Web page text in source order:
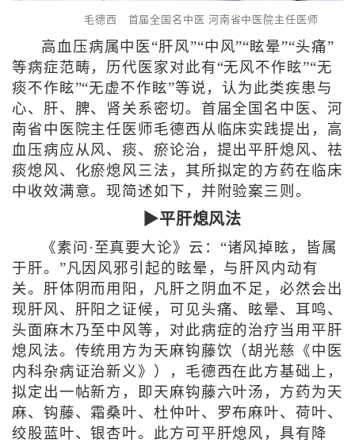
毛德西 首届全国名中医 河南省中医院主任医师
高血压病属中医“肝风”“中风”“眩晕”“头痛”
等病症范畴，历代医家对此有“无风不作眩”“无
痰不作眩”“无虚不作眩”等说，认为此类疾患与
心、肝、脾、肾关系密切。首届全国名中医、河
南省中医院主任医师毛德西从临床实践提出，高
血压病应从风、痰、瘀论治，提出平肝熄风、祛
痰熄风、化瘀熄风三法，其所拟定的方药在临床
中收效满意。现简述如下，并附验案三则。
▶平肝熄风法
《素问·至真要大论》云：“诸风掉眩，皆属
于肝。”凡因风邪引起的眩晕，与肝风内动有
关。肝体阴而用阳，凡肝之阴血不足，必然会出
现肝风、肝阳之证候，可见头痛、眩晕、耳鸣、
头面麻木乃至中风等，对此病症的治疗当用平肝
熄风法。传统用方为天麻钩藤饮（胡光慈《中医
内科杂病证治新义》），毛德西在此方基础上，
拟定出一帖新方，即天麻钩藤六叶汤，方药为天
麻、钩藤、霜桑叶、杜仲叶、罗布麻叶、荷叶、
绞股蓝叶、银杏叶。此方可平肝熄风，具有降